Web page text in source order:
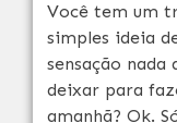
Você tem um
simples ideia
sensação nada
deixar para
amanhã? Ok.